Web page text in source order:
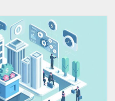
dosáhnout tohoto